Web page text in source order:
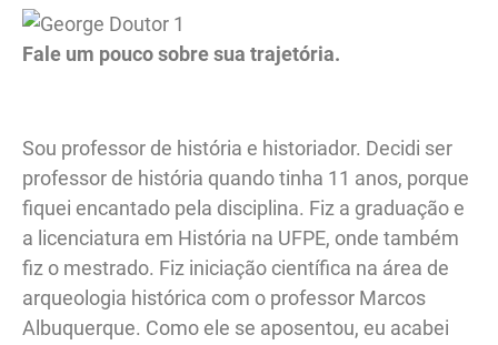
Fale um pouco sobre sua trajetória.
Sou professor de história e historiador. Decidi ser
professor de história quando tinha 11 anos, porque
fiquei encantado pela disciplina. Fiz a graduação e
a licenciatura em História na UFPE, onde também
fiz o mestrado. Fiz iniciação científica na área de
arqueologia histórica com o professor Marcos
Albuquerque. Como ele se aposentou, eu acabei